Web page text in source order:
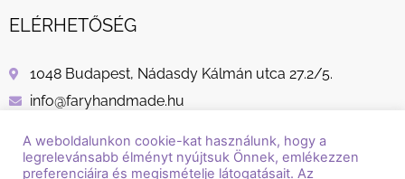
ELÉRHETŐSÉG
1048 Budapest, Nádasdy Kálmán utca 27.2/5.
info@faryhandmade.hu
A weboldalunkon cookie-kat használunk, hogy a
legrelevánsabb élményt nyújtsuk Önnek, emlékezzen
preferenciáira és megismételje látogatásait. Az